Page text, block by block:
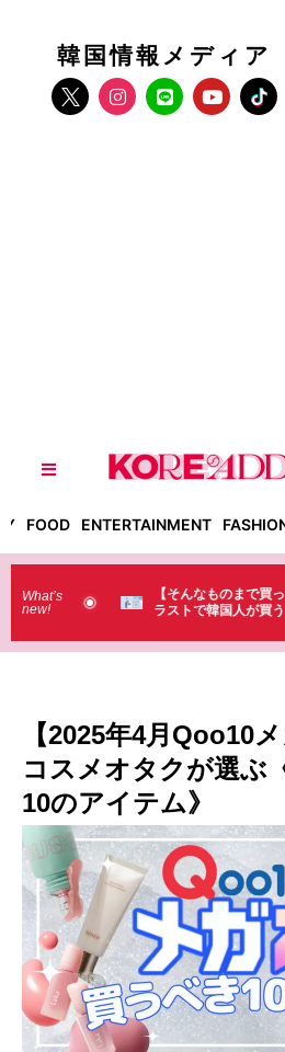
韓国情報メディア
FOOD ENTERTAINMENT
What’s
new!
！】お土
（笑）
【そんなものまで買
ラストで韓国人が買
【2025年4月Qoo10
コスメオタクが選ぶ
10のアイテム》